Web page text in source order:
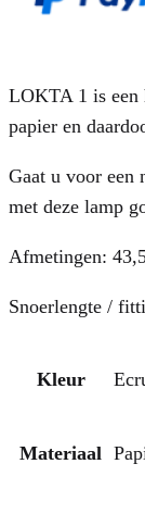
LOKTA 1 is een
papier en
Gaat u voor een
met deze lamp
Afmetingen:
Snoerlengte /
Kleur
Materiaal